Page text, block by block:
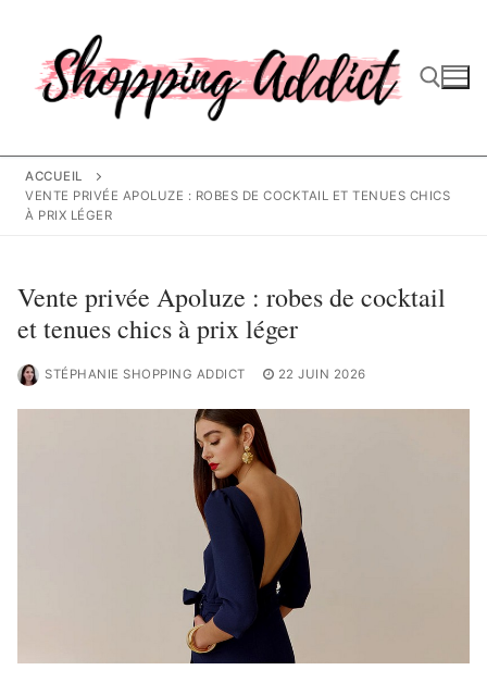
contenu
ACCUEIL
VENTE PRIVÉE APOLUZE : ROBES DE COCKTAIL ET TENUES CHICS
À PRIX LÉGER
Vente privée Apoluze : robes de cocktail
et tenues chics à prix léger
STÉPHANIE SHOPPING ADDICT 22 JUIN 2026